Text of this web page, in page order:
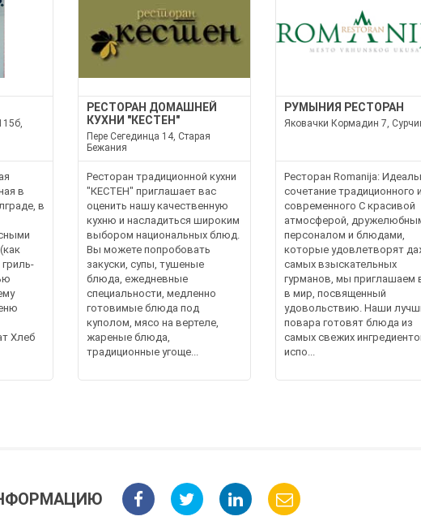
в
в
Хлеб
РЕСТОРАН ДОМАШНЕЙ
КУХНИ "КЕСТЕН"
Пере Сегединца 14, Старая
Бежания
Ресторан традиционной кухни
"КЕСТЕН" приглашает вас
оценить нашу качественную
кухню и насладиться широким
выбором национальных блюд.
Вы можете попробовать
закуски, супы, тушеные
блюда, ежедневные
специальности, медленно
готовимые блюда под
куполом, мясо на вертеле,
жареные блюда,
традиционные угоще...
РУМЫНИЯ РЕСТОРАН
Яковачки Кормадин 7,
Ресторан Romanija:
сочетание традиционного и
современного С красивой
атмосферой,
персоналом и блюдами,
которые удовлетворят
самых взыскательных
гурманов, мы приглашаем
в мир, посвященный
удовольствию. Наши
повара готовят блюда из
самых свежих
испо...